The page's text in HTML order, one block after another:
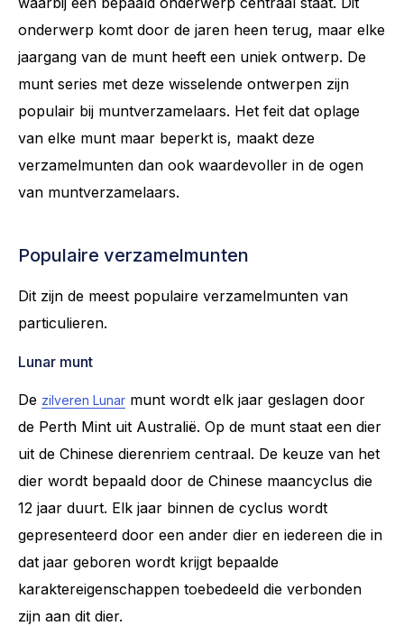
onderwerp komt door de jaren heen terug, maar elke
jaargang van de munt heeft een uniek ontwerp. De
munt series met deze wisselende ontwerpen zijn
populair bij muntverzamelaars. Het feit dat oplage
van elke munt maar beperkt is, maakt deze
verzamelmunten dan ook waardevoller in de ogen
van muntverzamelaars.
Populaire verzamelmunten
Dit zijn de meest populaire verzamelmunten van
particulieren.
Lunar munt
De zilveren Lunar munt wordt elk jaar geslagen door
de Perth Mint uit Australië. Op de munt staat een dier
uit de Chinese dierenriem centraal. De keuze van het
dier wordt bepaald door de Chinese maancyclus die
12 jaar duurt. Elk jaar binnen de cyclus wordt
gepresenteerd door een ander dier en iedereen die in
dat jaar geboren wordt krijgt bepaalde
karaktereigenschappen toebedeeld die verbonden
zijn aan dit dier.